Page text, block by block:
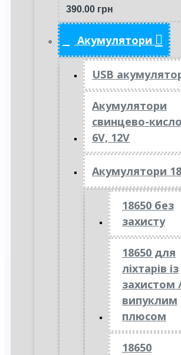
390.00 грн
Акумулятори
USB
Акумулятори
свинцево-
6V, 12V
Акумулятори
18650 без
захисту
18650 для
ліхтарів із
захистом
випуклим
плюсом
18650